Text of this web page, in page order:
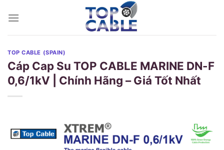
TOP CABLE (SPAIN)
Cáp Cap Su TOP CABLE MARINE DN-F
0,6/1kV | Chính Hãng – Giá Tốt Nhất